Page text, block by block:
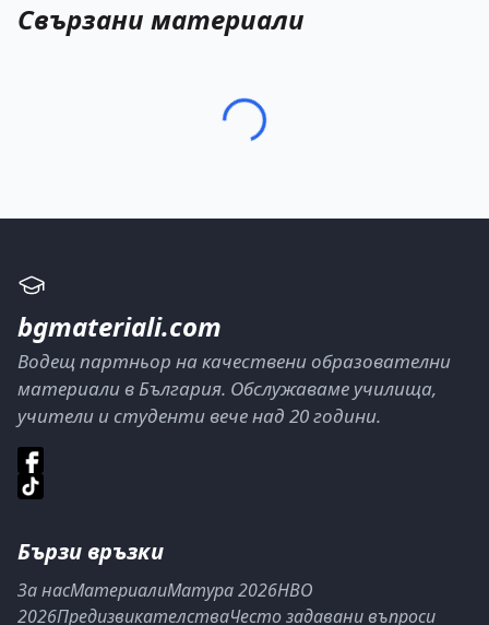
Свързани материали
bgmateriali.com
Водещ партньор на качествени образователни
материали в България. Обслужаваме училища,
учители и студенти вече над 20 години.
Бързи връзки
За насМатериалиМатура 2026НВО
2026ПредизвикателстваЧесто задавани въпроси